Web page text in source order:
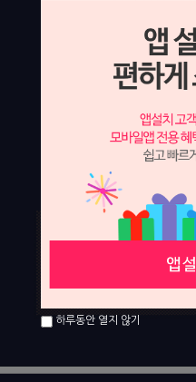
하루동안 열지 않기